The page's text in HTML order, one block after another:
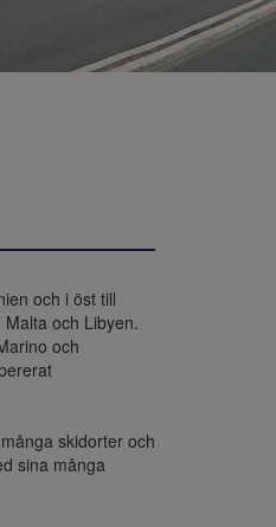
och i öst till
och Libyen.
och
skidorter och
sina många